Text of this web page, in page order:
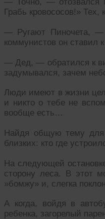
— Точно, — отозвался
Грабь кровососов!»
— Ругают Пиночета, —
коммунистов он ставил
— Дед, — обратился к
задумывался, зачем
Люди имеют в жизни
и никто о тебе не
вообще есть…
Найдя общую тему для
близких: кто где
На следующей
сторону леса. В этот
»бомжу» и, слегка
А когда, войдя в
ребенка, загорелый